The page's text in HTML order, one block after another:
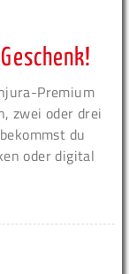
Premium
zwei oder drei
du
oder digital